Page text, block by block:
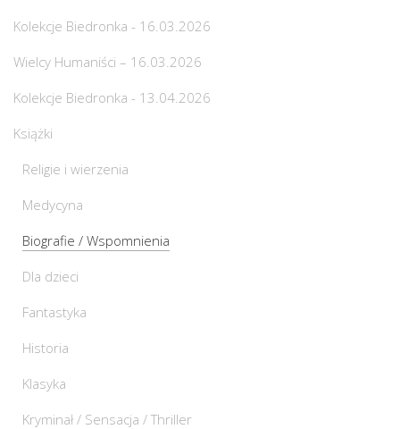
Kolekcje Biedronka - 16.03.2026
Wielcy Humaniści – 16.03.2026
Kolekcje Biedronka - 13.04.2026
Książki
Religie i wierzenia
Medycyna
Biografie / Wspomnienia
Dla dzieci
Fantastyka
Historia
Klasyka
Kryminał / Sensacja / Thriller